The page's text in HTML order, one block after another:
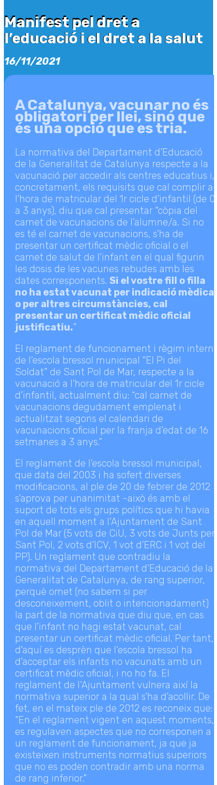
Manifest pel dret a
l’educació i el dret a la salut
Manifest pel dret a
l’educació i el dret a la salut
16/11/2021
A Catalunya, vacunar no és
obligatori per llei, sinó que
és una opció que es tria.
La normativa del Departament d’Educació
de la Generalitat de Catalunya respecte a la
vacunació per accedir als centres educatius i,
concretament, els requisits que cal complir a
l’hora de matricular del 1r cicle d’infantil (de 0
a 3 anys), diu que cal presentar “còpia del
carnet de vacunacions de l’alumne/a. Si no
es té el carnet de vacunacions, s’ha de
presentar un certificat mèdic oficial o el
carnet de salut de l’infant en el qual figurin
les dosis de les vacunes rebudes amb les
dates corresponents. Si el vostre fill o filla
no ha estat vacunat per indicació mèdica
o per altres circumstàncies, cal
presentar un certificat mèdic oficial
justificatiu.”
El reglament de funcionament i règim intern
de l’escola bressol municipal “El Pi del
Soldat” de Sant Pol de Mar, respecte a la
vacunació a l’hora de matricular del 1r cicle
d’infantil, actualment diu: “cal carnet de
vacunacions degudament emplenat i
actualitzat segons el calendari de
vacunacions oficial per la franja d’edat de 16
setmanes a 3 anys.”
El reglament de l’escola bressol municipal,
que data del 2003 i ha sofert diverses
modificacions, al ple de 20 de febrer de 2012
s’aprova per unanimitat -això és amb el
suport de tots els grups polítics que hi havia
en aquell moment a l’Ajuntament de Sant
Pol de Mar (5 vots de CiU, 3 vots de Junts per
Sant Pol, 2 vots d’ICV, 1 vot d’ERC i 1 vot del
PP). Un reglament que contradiu la
normativa del Departament d’Educació de la
Generalitat de Catalunya, de rang superior,
perquè omet (no sabem si per
desconeixement, oblit o intencionadament)
la part de la normativa que diu que, en cas
que l’infant no hagi estat vacunat, cal
presentar un certificat mèdic oficial. Per tant,
d’aquí es desprèn que l’escola bressol ha
d’acceptar els infants no vacunats amb un
certificat mèdic oficial, i no ho fa. El
reglament de l’Ajuntament vulnera així la
normativa superior a la qual s’ha d’acollir. De
fet, en el mateix ple de 2012 es reconeix que:
“En el reglament vigent en aquest moments,
es regulaven aspectes que no corresponen a
un reglament de funcionament, ja que ja
existeixen instruments normatius superiors
que no es poden contradir amb una norma
de rang inferior.”